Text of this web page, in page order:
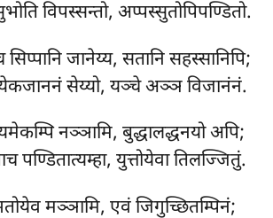
विपस्सन्तो, अप्पस्सुतोपिपण्डितो.
सिप्पानि जानेय्य, सतानि सहस्सानिपि;
सेय्यो, यञ्चे अञ्ञ विजानंनं.
नञ्ञामि, बुद्धालद्धनयो अपि;
पण्डितात्यम्हा, युत्तोयेवा तिलज्जितुं.
मञ्ञामि, एवं जिगुच्छितम्पिनं;